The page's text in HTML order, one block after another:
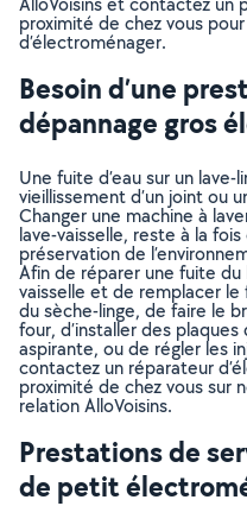
proximité de chez vous
d’électroménager.
Besoin d’une
dépannage gros
Une fuite d’eau sur un
vieillissement d’un joint ou
Changer une machine à
lave-vaisselle, reste à la
préservation de
Afin de réparer une fuite
vaisselle et de remplacer
du sèche-linge, de faire le
four, d’installer des
aspirante, ou de régler les
contactez un réparateur
proximité de chez vous sur
relation AlloVoisins.
Prestations de
de petit